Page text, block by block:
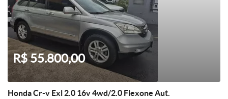
R$ 55.800,00
Honda Cr-v Exl 2.0 16v 4wd/2.0 Flexone Aut.